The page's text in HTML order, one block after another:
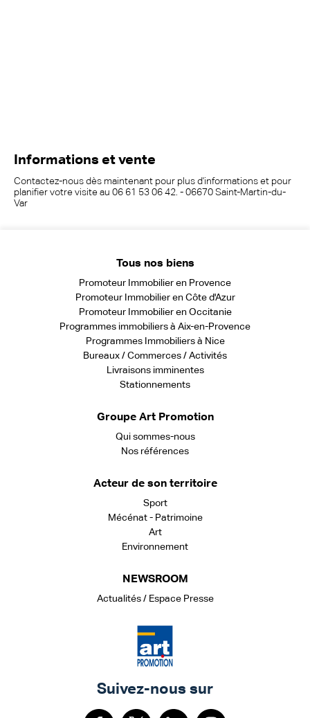
Informations et vente
Contactez-nous dès maintenant pour plus d'informations et pour
planifier votre visite au 06 61 53 06 42. - 06670 Saint-Martin-du-
Var
Tous nos biens
Promoteur Immobilier en Provence
Promoteur Immobilier en Côte d'Azur
Promoteur Immobilier en Occitanie
Programmes immobiliers à Aix-en-Provence
Programmes Immobiliers à Nice
Bureaux / Commerces / Activités
Livraisons imminentes
Stationnements
Groupe Art Promotion
Qui sommes-nous
Nos références
Acteur de son territoire
Sport
Mécénat - Patrimoine
Art
Environnement
NEWSROOM
Actualités / Espace Presse
Suivez-nous sur